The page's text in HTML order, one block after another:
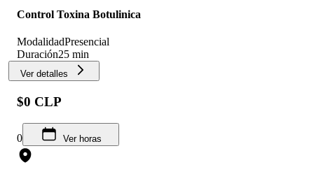
Control Toxina Botulinica
ModalidadPresencial
Duración25 min
Ver detalles
$0 CLP
0 Ver horas